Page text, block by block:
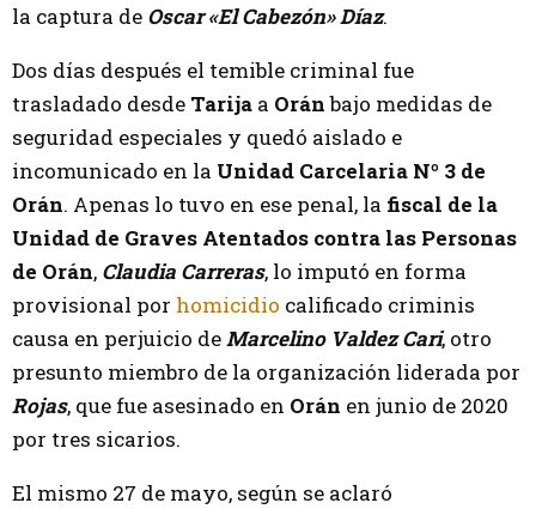
la captura de Oscar «El Cabezón» Díaz.
Dos días después el temible criminal fue
trasladado desde Tarija a Oránbajo medidas de
seguridad especiales y quedó aislado e
incomunicado en la Unidad Carcelaria Nº 3 de
Orán. Apenas lo tuvo en ese penal, la fiscal de la
Unidad de Graves Atentados contra las Personas
de Orán, Claudia Carreras, lo imputó en forma
provisional por homicidio calificado criminis
causa en perjuicio deMarcelino Valdez Cari, otro
presunto miembro de la organización liderada por
Rojas, que fue asesinado en Orán en junio de 2020
por tres sicarios.
El mismo 27 de mayo, según se aclaró